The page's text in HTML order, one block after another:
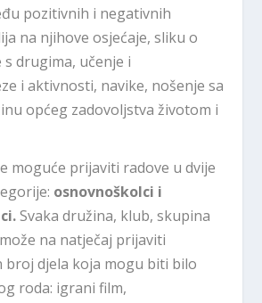
pozitivnih i negativnih
na njihove osjećaje, sliku o
s drugima, učenje i
i aktivnosti, navike, nošenje sa
općeg zadovoljstva životom i
moguće prijaviti radove u dvije
osnovnoškolci i
Svaka družina, klub, skupina
na natječaj prijaviti
broj djela koja mogu biti bilo
roda: igrani film,